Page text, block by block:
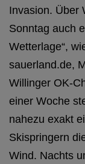
Invasion. Über
Sonntag auch
Wetterlage“,
sauerland.de,
Willinger OK-
einer Woche
nahezu exakt
Skispringern
Wind. Nachts